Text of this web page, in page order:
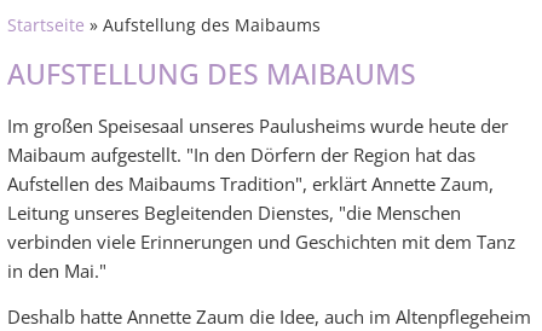
Startseite » Aufstellung des Maibaums
AUFSTELLUNG DES MAIBAUMS
Im großen Speisesaal unseres Paulusheims wurde heute der
Maibaum aufgestellt. "In den Dörfern der Region hat das
Aufstellen des Maibaums Tradition", erklärt Annette Zaum,
Leitung unseres Begleitenden Dienstes, "die Menschen
verbinden viele Erinnerungen und Geschichten mit dem Tanz
in den Mai."
Deshalb hatte Annette Zaum die Idee, auch im Altenpflegeheim